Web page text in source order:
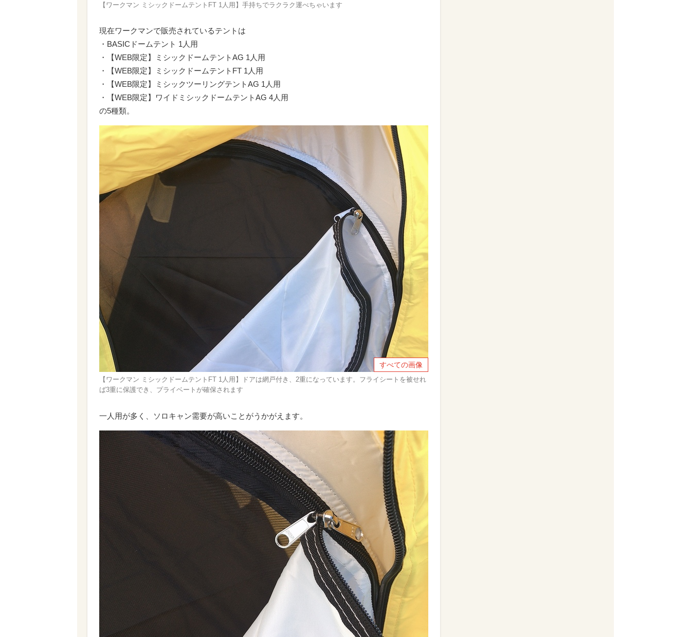
【ワークマン ミシックドームテントFT 1人用】手持ちでラクラク運べちゃいます
現在ワークマンで販売されているテントは
・BASICドームテント 1人用
・【WEB限定】ミシックドームテントAG 1人用
・【WEB限定】ミシックドームテントFT 1人用
・【WEB限定】ミシックツーリングテントAG 1人用
・【WEB限定】ワイドミシックドームテントAG 4人用
の5種類。
すべての画像
【ワークマン ミシックドームテントFT 1人用】ドアは網戸付き、2重になっています。フライシートを被せれ
ば3重に保護でき、プライベートが確保されます
一人用が多く、ソロキャン需要が高いことがうかがえます。